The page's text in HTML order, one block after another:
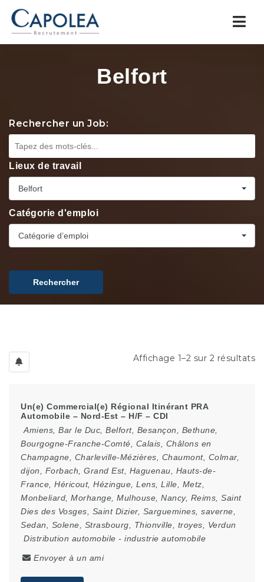
Belfort
Rechercher un Job:
Lieux de travail
Belfort
Catégorie d'emploi
Catégorie d’emploi
Rechercher
Affichage 1–2 sur 2 résultats
Un(e) Commercial(e) Régional Itinérant PRA
Automobile – Nord-Est – H/F – CDI
Amiens Bar le Duc Belfort, Besançon Bethune
Bourgogne-Franche-Comté
Calais
Châlons en
Champagne
Charleville-Mézières Chaumont, Colmar,
dijon
Forbach Grand Est, Haguenau
Hauts-de-
France Héricout, Hézingue Lens Lille Metz
Monbeliard Morhange Mulhouse Nancy, Reims Saint
Dies des Vosges
Saint Dizier, Sarguemines saverne
Sedan
Solene Strasbourg Thionville troyes
Verdun
Distribution automobile - industrie automobile
Envoyer à un ami